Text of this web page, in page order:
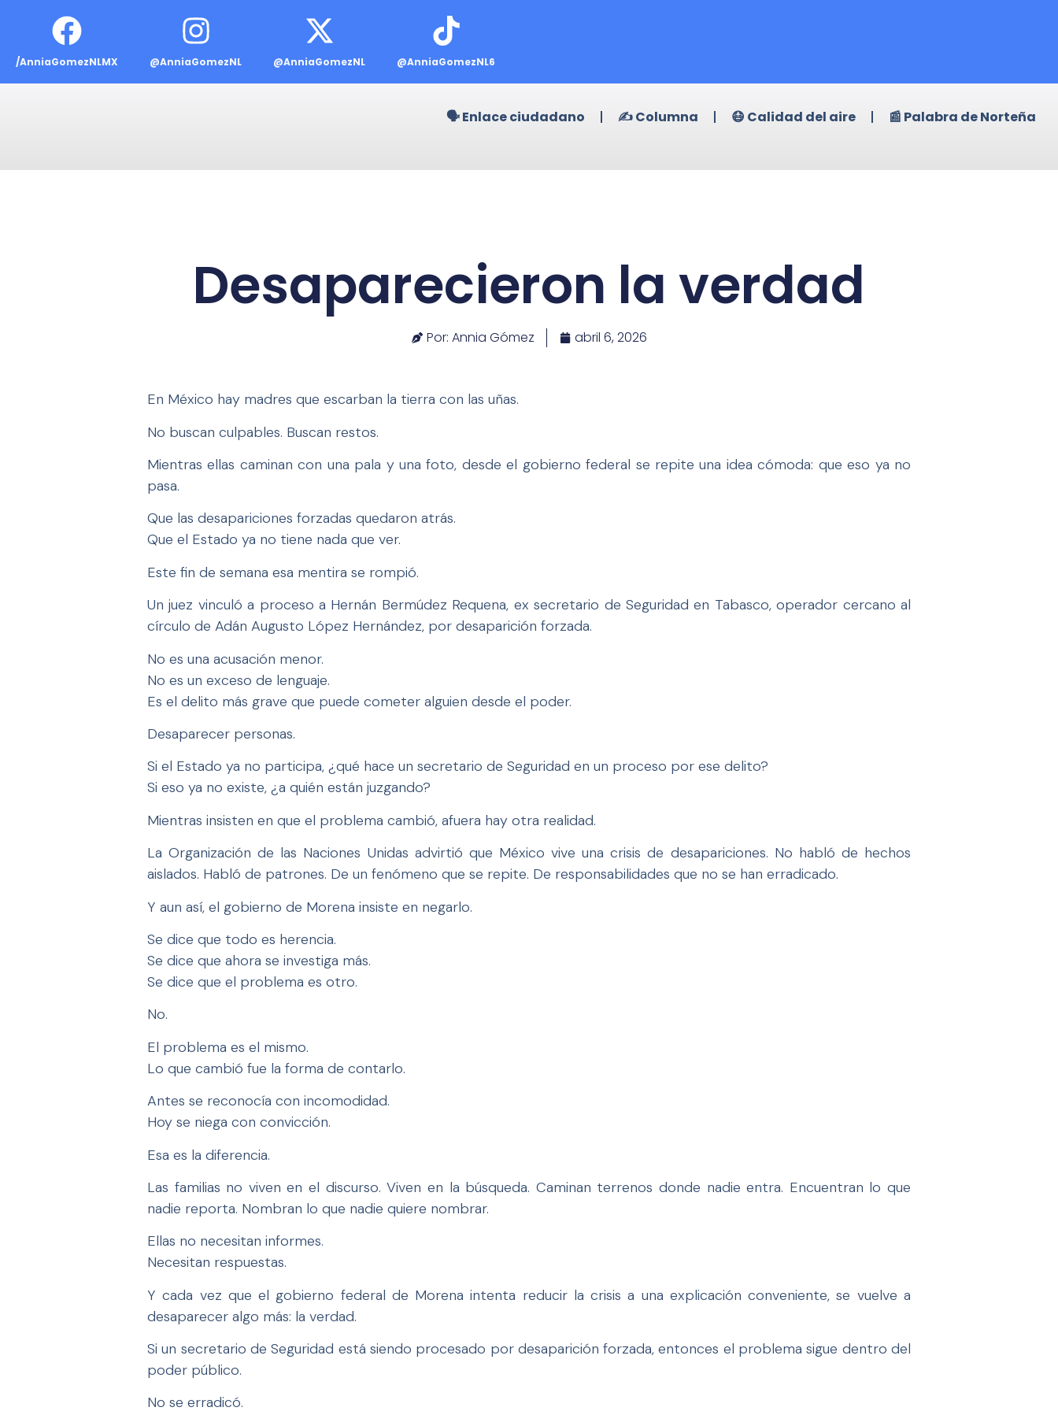
/AnniaGomezNLMX @AnniaGomezNL @AnniaGomezNL @AnniaGomezNL6
🗣️ Enlace ciudadano ✍️ Columna 😷 Calidad del aire 📰 Palabra de Norteña
Desaparecieron la verdad
Por: Annia Gómez abril 6, 2026
En México hay madres que escarban la tierra con las uñas.
No buscan culpables. Buscan restos.
Mientras ellas caminan con una pala y una foto, desde el gobierno federal se repite una idea cómoda: que eso ya no
pasa.
Que las desapariciones forzadas quedaron atrás.
Que el Estado ya no tiene nada que ver.
Este fin de semana esa mentira se rompió.
Un juez vinculó a proceso a Hernán Bermúdez Requena, ex secretario de Seguridad en Tabasco, operador cercano al
círculo de Adán Augusto López Hernández, por desaparición forzada.
No es una acusación menor.
No es un exceso de lenguaje.
Es el delito más grave que puede cometer alguien desde el poder.
Desaparecer personas.
Si el Estado ya no participa, ¿qué hace un secretario de Seguridad en un proceso por ese delito?
Si eso ya no existe, ¿a quién están juzgando?
Mientras insisten en que el problema cambió, afuera hay otra realidad.
La Organización de las Naciones Unidas advirtió que México vive una crisis de desapariciones. No habló de hechos
aislados. Habló de patrones. De un fenómeno que se repite. De responsabilidades que no se han erradicado.
Y aun así, el gobierno de Morena insiste en negarlo.
Se dice que todo es herencia.
Se dice que ahora se investiga más.
Se dice que el problema es otro.
No.
El problema es el mismo.
Lo que cambió fue la forma de contarlo.
Antes se reconocía con incomodidad.
Hoy se niega con convicción.
Esa es la diferencia.
Las familias no viven en el discurso. Viven en la búsqueda. Caminan terrenos donde nadie entra. Encuentran lo que
nadie reporta. Nombran lo que nadie quiere nombrar.
Ellas no necesitan informes.
Necesitan respuestas.
Y cada vez que el gobierno federal de Morena intenta reducir la crisis a una explicación conveniente, se vuelve a
desaparecer algo más: la verdad.
Si un secretario de Seguridad está siendo procesado por desaparición forzada, entonces el problema sigue dentro del
poder público.
No se erradicó.